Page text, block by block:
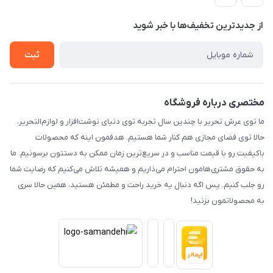
رویه ارسال کالا
حریم خصوصی
تماس با ما
از جدید‌ترین تخفیف‌ها با‌ خبر شوید
ثبت
مختصری درباره فروشگاه
ما توی عرش تحریر با چندین سال تجربه توی دنیای نوشت‌افزار و لوازم‌التحریر،
حالا توی فضای مجازی هم کنار شما هستیم. هدفمون اینه که محصولات
باکیفیت رو با قیمت مناسب و در سریع‌ترین زمان ممکن به دستتون برسونیم. ما
به حقوق مشتری‌هامون احترام می‌ذاریم و همیشه تلاش می‌کنیم که رضایت شما
رو جلب کنیم. پس اگه دنبال یه خرید راحت و مطمئن هستید، همین حالا سری
به محصولاتمون بزنید!